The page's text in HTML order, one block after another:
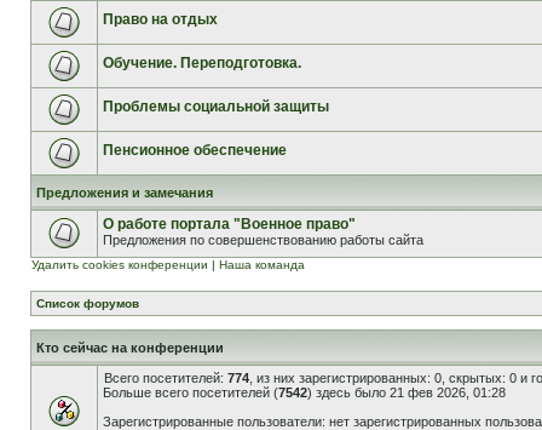
Право на отдых
Обучение. Переподготовка.
Проблемы социальной защиты
Пенсионное обеспечение
Предложения и замечания
О работе портала "Военное право"
Предложения по совершенствованию работы сайта
Удалить cookies конференции | Наша команда
Список форумов
Кто сейчас на конференции
Всего посетителей: 774 , из них зарегистрированных: 0, скрытых: 0 и
Больше всего посетителей (7542) здесь было 21 фев 2026, 01:28
Зарегистрированные пользователи: нет зарегистрированных